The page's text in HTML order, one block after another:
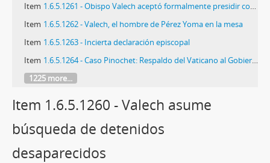
Item 1.6.5.1261 - Obispo Valech aceptó formalmente presidir comisión para búsqueda de restos de detenidos desaparecidos
Item 1.6.5.1262 - Valech, el hombre de Pérez Yoma en la mesa
Item 1.6.5.1263 - Incierta declaración episcopal
Item 1.6.5.1264 - Caso Pinochet: Respaldo del Vaticano al Gobierno Chileno
1225 more...
Item 1.6.5.1260 - Valech asume
búsqueda de detenidos
desaparecidos